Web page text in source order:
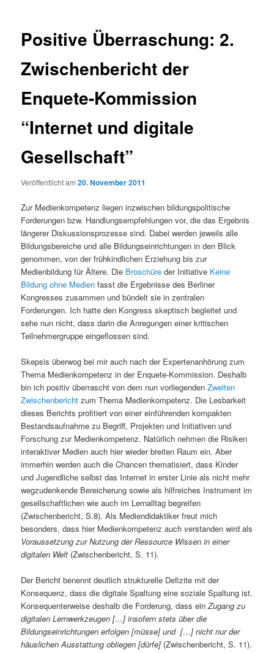
Positive Überraschung: 2.
Zwischenbericht der
Enquete-Kommission
“Internet und digitale
Gesellschaft”
Veröffentlicht am20. November 2011
Zur Medienkompetenz liegen inzwischen bildungspolitische
Forderungen bzw. Handlungsempfehlungen vor, die das Ergebnis
längerer Diskussionsprozesse sind. Dabei werden jeweils alle
Bildungsbereiche und alle Bildungseinrichtungen in den Blick
genommen, von der frühkindlichen Erziehung bis zur
Medienbildung für Ältere. Die Broschüre der Initiative Keine
Bildung ohne Medien fasst die Ergebnisse des Berliner
Kongresses zusammen und bündelt sie in zentralen
Forderungen. Ich hatte den Kongress skeptisch begleitet und
sehe nun nicht, dass darin die Anregungen einer kritischen
Teilnehmergruppe eingeflossen sind.
Skepsis überwog bei mir auch nach der Expertenanhörung zum
Thema Medienkompetenz in der Enquete-Kommission. Deshalb
bin ich positiv überrascht von dem nun vorliegendenZweiten
Zwischenbericht zum Thema Medienkompetenz. Die Lesbarkeit
dieses Berichts profitiert von einer einführenden kompakten
Bestandsaufnahme zu Begriff, Projekten und Initiativen und
Forschung zur Medienkompetenz. Natürlich nehmen die Risiken
interaktiver Medien auch hier wieder breiten Raum ein. Aber
immerhin werden auch die Chancen thematisiert, dass Kinder
und Jugendliche selbst das Internet in erster Linie als nicht mehr
wegzudenkende Bereicherung sowie als hilfreiches Instrument im
gesellschaftlichen wie auch im Lernalltag begreifen
(Zwischenbericht, S.8). Als Mediendidaktiker freut mich
besonders, dass hier Medienkompetenz auch verstanden wird als
Voraussetzung zur Nutzung der Ressource Wissen in einer
digitalen Welt (Zwischenbericht, S. 11).
Der Bericht benennt deutlich strukturelle Defizite mit der
Konsequenz, dass die digitale Spaltung eine soziale Spaltung ist.
Konsequenterweise deshalb die Forderung, dass einZugang zu
digitalen Lernwerkzeugen […] insofern stets über die
Bildungseinrichtungen erfolgen [müsse] und […] nicht nur der
häuslichen Ausstattung obliegen [dürfe] (Zwischenbericht, S. 11).